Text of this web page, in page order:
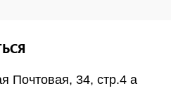
Почтовая, 34, стр.4 а